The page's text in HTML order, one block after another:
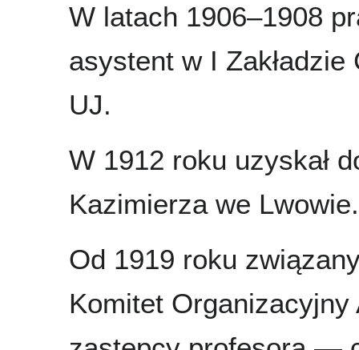
W latach 1906–1908
asystent w I Zakładzie
UJ.
W 1912 roku uzyskał
Kazimierza we
Od 1919 roku
Komitet Organizacyjny